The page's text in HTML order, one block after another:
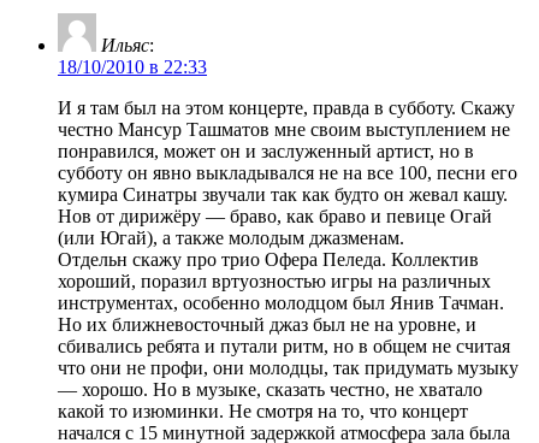
Ильяс:
18/10/2010 в 22:33
И я там был на этом концерте, правда в субботу. Скажу
честно Мансур Ташматов мне своим выступлением не
понравился, может он и заслуженный артист, но в
субботу он явно выкладывался не на все 100, песни его
кумира Синатры звучали так как будто он жевал кашу.
Нов от дирижёру — браво, как браво и певице Огай
(или Югай), а также молодым джазменам.
Отдельн скажу про трио Офера Пеледа. Коллектив
хороший, поразил вртуозностью игры на различных
инструментах, особенно молодцом был Янив Тачман.
Но их ближневосточный джаз был не на уровне, и
сбивались ребята и путали ритм, но в общем не считая
что они не профи, они молодцы, так придумать музыку
— хорошо. Но в музыке, сказать честно, не хватало
какой то изюминки. Не смотря на то, что концерт
начался с 15 минутной задержкой атмосфера зала была